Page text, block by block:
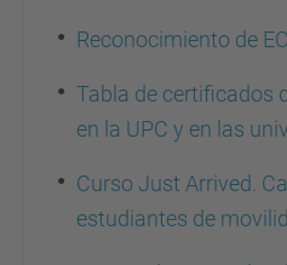
Reconocimiento de
Tabla de certificados
en la UPC y en las
Curso Just Arrived.
estudiantes de